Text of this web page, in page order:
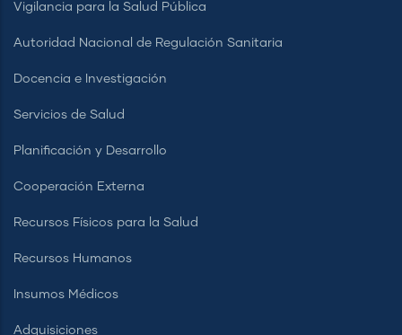
Vigilancia para la Salud Pública
Autoridad Nacional de Regulación Sanitaria
Docencia e Investigación
Servicios de Salud
Planificación y Desarrollo
Cooperación Externa
Recursos Físicos para la Salud
Recursos Humanos
Insumos Médicos
Adquisiciones